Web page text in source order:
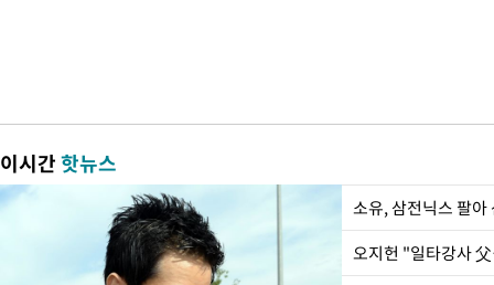
이시간핫뉴스